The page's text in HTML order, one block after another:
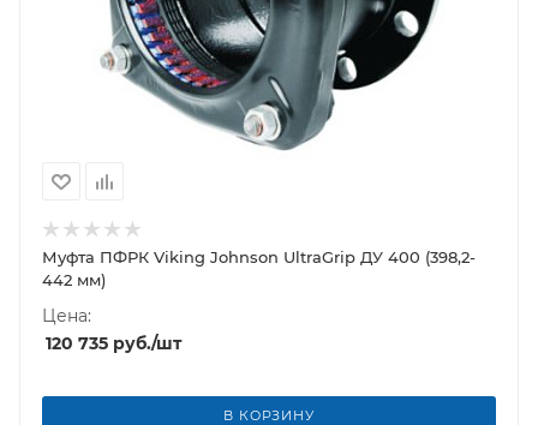
Муфта ПФРК Viking Johnson UltraGrip ДУ 400 (398,2-
442 мм)
Цена:
120 735 руб./шт
В КОРЗИНУ